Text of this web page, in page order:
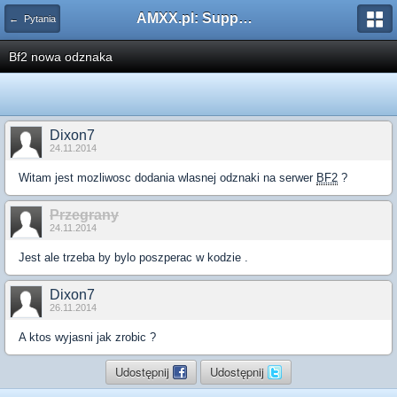
← Pytania AMXX.pl: Support AMX Mod X i SourceMod
Bf2 nowa odznaka
Dixon7
24.11.2014
Witam jest mozliwosc dodania wlasnej odznaki na serwer BF2 ?
Przegrany
24.11.2014
Jest ale trzeba by bylo poszperac w kodzie .
Dixon7
26.11.2014
A ktos wyjasni jak zrobic ?
Udostępnij Udostępnij